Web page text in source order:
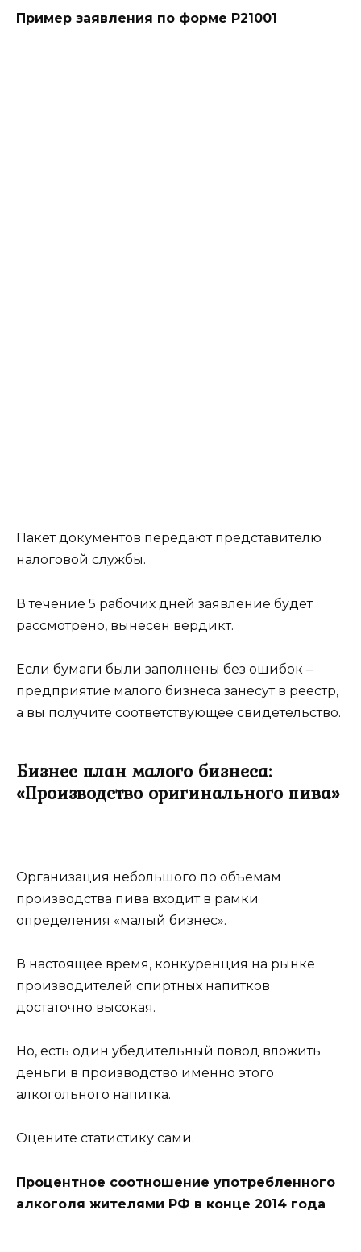
Пример заявления по форме Р21001
Пакет документов передают представителю
налоговой службы.
В течение 5 рабочих дней заявление будет
рассмотрено, вынесен вердикт.
Если бумаги были заполнены без ошибок –
предприятие малого бизнеса занесут в реестр,
а вы получите соответствующее свидетельство.
Бизнес план малого бизнеса:
«Производство оригинального пива»
Организация небольшого по объемам
производства пива входит в рамки
определения «малый бизнес».
В настоящее время, конкуренция на рынке
производителей спиртных напитков
достаточно высокая.
Но, есть один убедительный повод вложить
деньги в производство именно этого
алкогольного напитка.
Оцените статистику сами.
Процентное соотношение употребленного
алкоголя жителями РФ в конце 2014 года